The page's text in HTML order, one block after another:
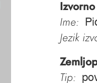
Ime:
Jezik
Tip: